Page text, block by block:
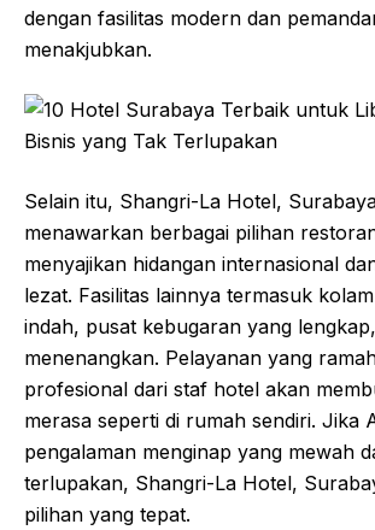
dengan fasilitas modern dan
menakjubkan.
Selain itu, Shangri-La Hotel,
menawarkan berbagai pilihan
menyajikan hidangan internasional
lezat. Fasilitas lainnya termasuk
indah, pusat kebugaran yang
menenangkan. Pelayanan yang
profesional dari staf hotel akan
merasa seperti di rumah sendiri. Jika
pengalaman menginap yang mewah
terlupakan, Shangri-La Hotel,
pilihan yang tepat.